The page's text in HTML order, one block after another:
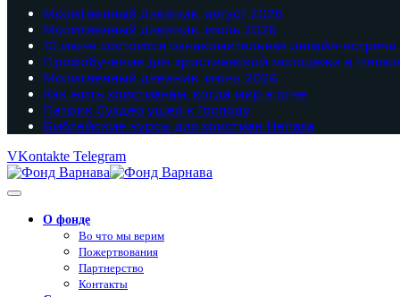
Молитвенный дневник, август 2026
Молитвенный дневник, июль 2026
10 июня состоится ознакомительная онлайн-
Профобучение для христианской молодежи в
Молитвенный дневник, июнь 2026
Как жить христианам, когда мир в огне
Патрик Сухдео ушел к Господу
Библейские курсы для христиан Непала
VKontakte Telegram
О фонде
Во что мы верим
Пожертвования
Партнерство
Контакты